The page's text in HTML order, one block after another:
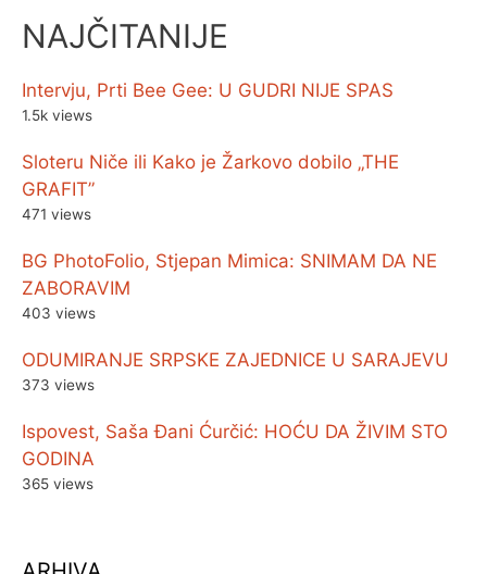
NAJČITANIJE
Intervju, Prti Bee Gee: U GUDRI NIJE SPAS
1.5k views
Sloteru Niče ili Kako je Žarkovo dobilo „THE
GRAFIT”
471 views
BG PhotoFolio, Stjepan Mimica: SNIMAM DA NE
ZABORAVIM
403 views
ODUMIRANJE SRPSKE ZAJEDNICE U SARAJEVU
373 views
Ispovest, Saša Đani Ćurčić: HOĆU DA ŽIVIM STO
GODINA
365 views